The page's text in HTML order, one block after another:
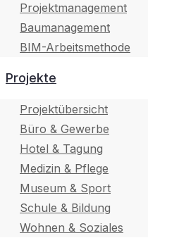
Projektmanagement
Baumanagement
BIM-Arbeitsmethode
Projekte
Projektübersicht
Büro & Gewerbe
Hotel & Tagung
Medizin & Pflege
Museum & Sport
Schule & Bildung
Wohnen & Soziales